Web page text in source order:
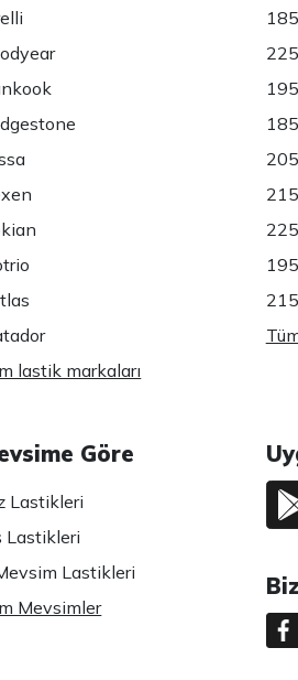
lastik markaları
Göre
Lastikleri
Lastikleri
Lastikleri
Mevsimler